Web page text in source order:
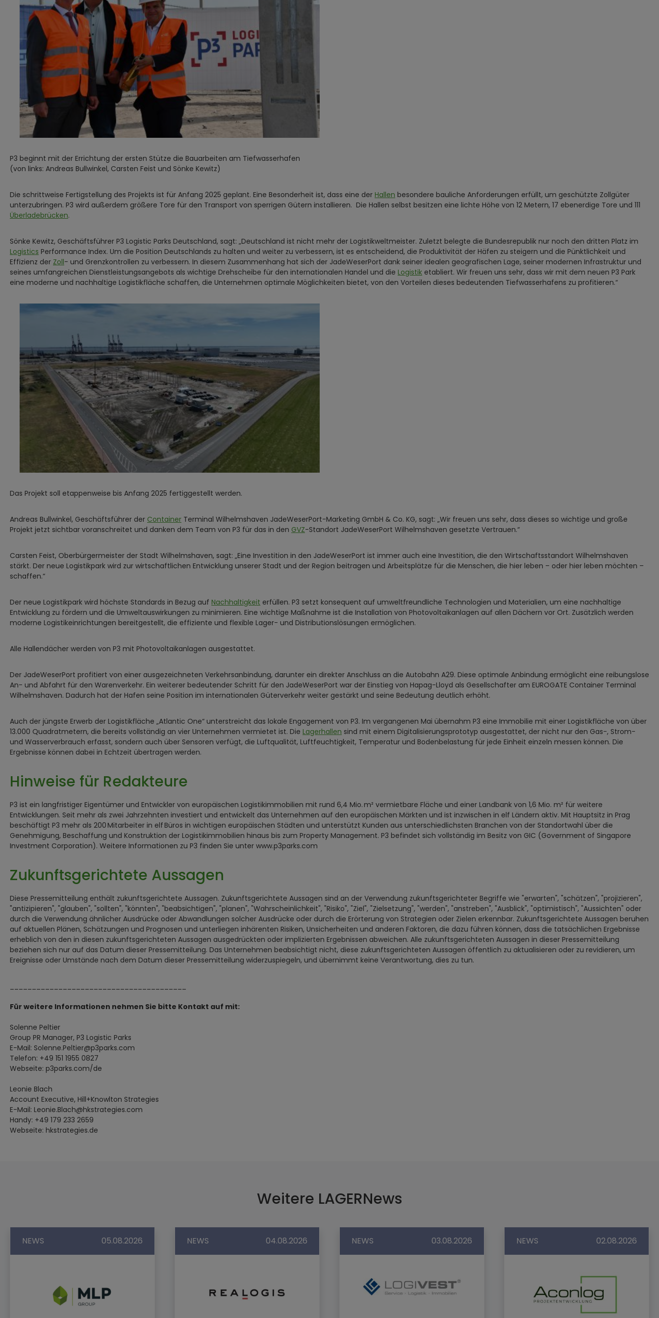
P3 beginnt mit der Errichtung der ersten Stütze die Bauarbeiten am Tiefwasserhafen
(von links: Andreas Bullwinkel, Carsten Feist und Sönke Kewitz)
Die schrittweise Fertigstellung des Projekts ist für Anfang 2025 geplant. Eine Besonderheit ist, dass eine der Hallen besondere bauliche Anforderungen erfüllt, um geschützte Zollgüter
unterzubringen. P3 wird außerdem größere Tore für den Transport von sperrigen Gütern installieren. Die Hallen selbst besitzen eine lichte Höhe von 12 Metern, 17 ebenerdige Tore und 111
Überladebrücken.
Sönke Kewitz, Geschäftsführer P3 Logistic Parks Deutschland, sagt: „Deutschland ist nicht mehr der Logistikweltmeister. Zuletzt belegte die Bundesrepublik nur noch den dritten Platz im
Logistics Performance Index. Um die Position Deutschlands zu halten und weiter zu verbessern, ist es entscheidend, die Produktivität der Häfen zu steigern und die Pünktlichkeit und
Effizienz der Zoll- und Grenzkontrollen zu verbessern. In diesem Zusammenhang hat sich der JadeWeserPort dank seiner idealen geografischen Lage, seiner modernen Infrastruktur und
seines umfangreichen Dienstleistungsangebots als wichtige Drehscheibe für den internationalen Handel und die Logistik etabliert. Wir freuen uns sehr, dass wir mit dem neuen P3 Park
eine moderne und nachhaltige Logistikfläche schaffen, die Unternehmen optimale Möglichkeiten bietet, von den Vorteilen dieses bedeutenden Tiefwasserhafens zu profitieren.“
Das Projekt soll etappenweise bis Anfang 2025 fertiggestellt werden.
Andreas Bullwinkel, Geschäftsführer der Container Terminal Wilhelmshaven JadeWeserPort-Marketing GmbH & Co. KG, sagt: „Wir freuen uns sehr, dass dieses so wichtige und große
Projekt jetzt sichtbar voranschreitet und danken dem Team von P3 für das in den GVZ-Standort JadeWeserPort Wilhelmshaven gesetzte Vertrauen.“
Carsten Feist, Oberbürgermeister der Stadt Wilhelmshaven, sagt: „Eine Investition in den JadeWeserPort ist immer auch eine Investition, die den Wirtschaftsstandort Wilhelmshaven
stärkt. Der neue Logistikpark wird zur wirtschaftlichen Entwicklung unserer Stadt und der Region beitragen und Arbeitsplätze für die Menschen, die hier leben – oder hier leben möchten –
schaffen.“
Der neue Logistikpark wird höchste Standards in Bezug auf Nachhaltigkeit erfüllen. P3 setzt konsequent auf umweltfreundliche Technologien und Materialien, um eine nachhaltige
Entwicklung zu fördern und die Umweltauswirkungen zu minimieren. Eine wichtige Maßnahme ist die Installation von Photovoltaikanlagen auf allen Dächern vor Ort. Zusätzlich werden
moderne Logistikeinrichtungen bereitgestellt, die effiziente und flexible Lager- und Distributionslösungen ermöglichen.
Alle Hallendächer werden von P3 mit Photovoltaikanlagen ausgestattet.
Der JadeWeserPort profitiert von einer ausgezeichneten Verkehrsanbindung, darunter ein direkter Anschluss an die Autobahn A29. Diese optimale Anbindung ermöglicht eine reibungslose
An- und Abfahrt für den Warenverkehr. Ein weiterer bedeutender Schritt für den JadeWeserPort war der Einstieg von Hapag-Lloyd als Gesellschafter am EUROGATE Container Terminal
Wilhelmshaven. Dadurch hat der Hafen seine Position im internationalen Güterverkehr weiter gestärkt und seine Bedeutung deutlich erhöht.
Auch der jüngste Erwerb der Logistikfläche „Atlantic One“ unterstreicht das lokale Engagement von P3. Im vergangenen Mai übernahm P3 eine Immobilie mit einer Logistikfläche von über
13.000 Quadratmetern, die bereits vollständig an vier Unternehmen vermietet ist. Die Lagerhallen sind mit einem Digitalisierungsprototyp ausgestattet, der nicht nur den Gas-, Strom-
und Wasserverbrauch erfasst, sondern auch über Sensoren verfügt, die Luftqualität, Luftfeuchtigkeit, Temperatur und Bodenbelastung für jede Einheit einzeln messen können. Die
Ergebnisse können dabei in Echtzeit übertragen werden.
Hinweise für Redakteure
P3 ist ein langfristiger Eigentümer und Entwickler von europäischen Logistikimmobilien mit rund 6,4 Mio. m² vermietbare Fläche und einer Landbank von 1,6 Mio. m² für weitere
Entwicklungen. Seit mehr als zwei Jahrzehnten investiert und entwickelt das Unternehmen auf den europäischen Märkten und ist inzwischen in elf Ländern aktiv. Mit Hauptsitz in Prag
beschäftigt P3 mehr als 200 Mitarbeiter in elf Büros in wichtigen europäischen Städten und unterstützt Kunden aus unterschiedlichsten Branchen von der Standortwahl über die
Genehmigung, Beschaffung und Konstruktion der Logistikimmobilien hinaus bis zum Property Management. P3 befindet sich vollständig im Besitz von GIC (Government of Singapore
Investment Corporation). Weitere Informationen zu P3 finden Sie unter www.p3parks.com
Zukunftsgerichtete Aussagen
Diese Pressemitteilung enthält zukunftsgerichtete Aussagen. Zukunftsgerichtete Aussagen sind an der Verwendung zukunftsgerichteter Begriffe wie "erwarten", "schätzen", "projizieren",
"antizipieren", "glauben", "sollten", "könnten", "beabsichtigen", "planen", "Wahrscheinlichkeit", "Risiko", "Ziel", "Zielsetzung", "werden", "anstreben", "Ausblick", "optimistisch", "Aussichten" oder
durch die Verwendung ähnlicher Ausdrücke oder Abwandlungen solcher Ausdrücke oder durch die Erörterung von Strategien oder Zielen erkennbar. Zukunftsgerichtete Aussagen beruhen
auf aktuellen Plänen, Schätzungen und Prognosen und unterliegen inhärenten Risiken, Unsicherheiten und anderen Faktoren, die dazu führen können, dass die tatsächlichen Ergebnisse
erheblich von den in diesen zukunftsgerichteten Aussagen ausgedrückten oder implizierten Ergebnissen abweichen. Alle zukunftsgerichteten Aussagen in dieser Pressemitteilung
beziehen sich nur auf das Datum dieser Pressemitteilung. Das Unternehmen beabsichtigt nicht, diese zukunftsgerichteten Aussagen öffentlich zu aktualisieren oder zu revidieren, um
Ereignisse oder Umstände nach dem Datum dieser Pressemitteilung widerzuspiegeln, und übernimmt keine Verantwortung, dies zu tun.
Für weitere Informationen nehmen Sie bitte Kontakt auf mit:
Solenne Peltier
Group PR Manager, P3 Logistic Parks
E-Mail: Solenne.Peltier@p3parks.com
Telefon: +49 151 1955 0827
Webseite: p3parks.com/de
Leonie Blach
Account Executive, Hill+Knowlton Strategies
E-Mail: Leonie.Blach@hkstrategies.com
Handy: +49 179 233 2659
Webseite: hkstrategies.de
Weitere LAGERNews
NEWS 05.08.2026 NEWS 04.08.2026 NEWS 03.08.2026 NEWS 02.08.2026